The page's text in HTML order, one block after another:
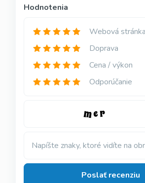
Hodnotenia
Webová stránka
Doprava
Cena / výkon
Odporúčanie
Napíšte znaky, ktoré vidíte na
Poslať recenziu